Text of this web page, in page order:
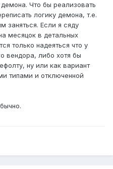
Что бы реализовать
логику демона, т.е.
заняться. Если я сяду
месяцок в детальных
только надеяться что у
вендора, либо хотя бы
ну или как вариант
типами и отключенной